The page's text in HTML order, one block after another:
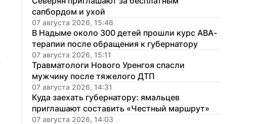
сапбордом и ухой
07 августа 2026, 15:46
В Надыме около 300 детей прошли курс АВА-
терапии после обращения к губернатору
07 августа 2026, 15:11
Травматологи Нового Уренгоя спасли
мужчину после тяжелого ДТП
07 августа 2026, 14:31
Куда заехать губернатору: ямальцев
приглашают составить «Честный маршрут»
07 августа 2026, 14:03